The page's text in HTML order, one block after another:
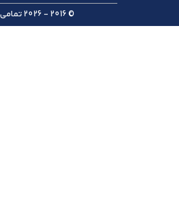
© 2016 - 2026 تمامی حقوق این وبسایت شامل ایده، طراحی، محتوا، دوره ها، سرفصل ها و ... برای شرکت